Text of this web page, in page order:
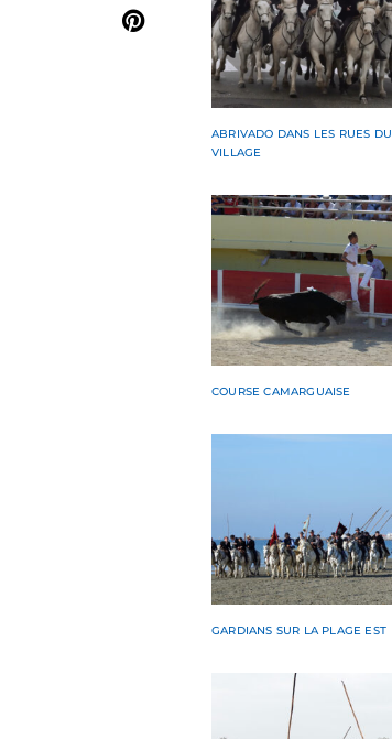
ABRIVADO DANS LES RUES DU
VILLAGE
COURSE CAMARGUAISE
GARDIANS SUR LA PLAGE EST